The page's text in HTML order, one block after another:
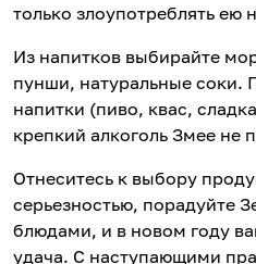
только злоупотреблять ею
Из напитков выбирайте
пунши, натуральные соки.
напитки (пиво, квас,
крепкий алкоголь Змее не
Отнеситесь к выбору
серьезностью, порадуйте
блюдами, и в новом году
удача. С наступающими